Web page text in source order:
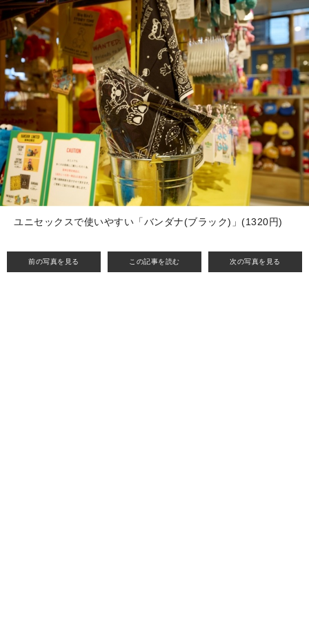
前の写真を見る この記事を読む 次の写真を見る
ユニセックスで使いやすい「バンダナ(ブラック)」(1320円)